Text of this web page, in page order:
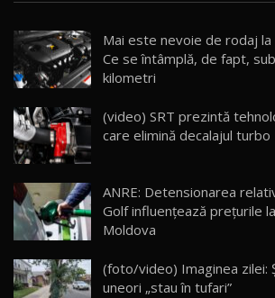
15 14:37
16
AutoBlogMD
13:10
17 20:06
30:08
Mai este nevoie de rodaj la
Ce se întâmplă, de fapt,
kilometri
(video) SRT prezintă
care elimină decalajul turbo
ANRE: Detensionarea
Golf influențează prețurile
Moldova
(foto/video) Imaginea zilei:
uneori „stau în tufari”